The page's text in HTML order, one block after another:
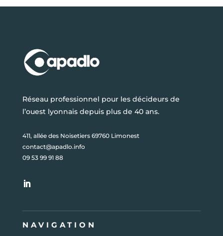
Réseau professionnel pour les décideurs de
l’ouest lyonnais depuis plus de 40 ans.
411, allée des Noisetiers 69760 Limonest
contact@apadlo.info
09 53 99 91 88
NAVIGATION